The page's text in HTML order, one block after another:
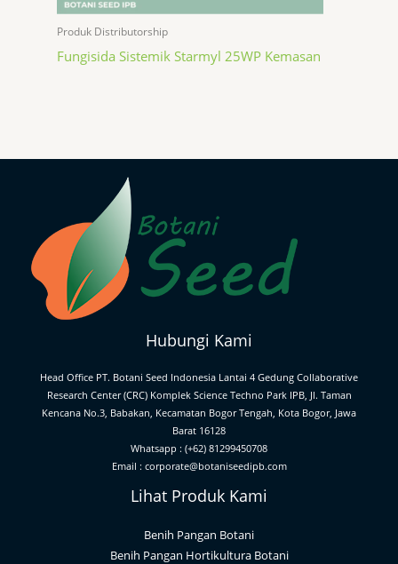
Produk Distributorship
Fungisida Sistemik Starmyl 25WP Kemasan
Hubungi Kami
Head Office PT. Botani Seed Indonesia Lantai 4 Gedung Collaborative
Research Center (CRC) Komplek Science Techno Park IPB, Jl. Taman
Kencana No.3, Babakan, Kecamatan Bogor Tengah, Kota Bogor, Jawa
Barat 16128
Whatsapp : (+62) 81299450708
Email : corporate@botaniseedipb.com
Lihat Produk Kami
Benih Pangan Botani
Benih Pangan Hortikultura Botani